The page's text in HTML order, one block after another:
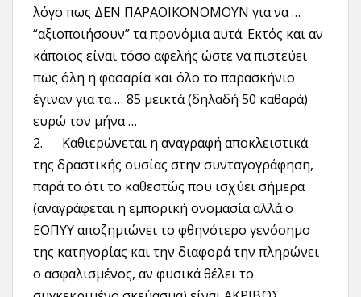
λόγο πως ΔΕΝ ΠΑΡΑΟΙΚΟΝΟΜΟΥΝ για να …
“αξιοποιήσουν” τα προνόμια αυτά. Εκτός και αν
κάποιος είναι τόσο αφελής ώστε να πιστεύει
πως όλη η φασαρία και όλο το παρασκήνιο
έγιναν για τα … 85 μεικτά (δηλαδή 50 καθαρά)
ευρώ τον μήνα …
2. Καθιερώνεται η αναγραφή αποκλειστικά
της δραστικής ουσίας στην συνταγογράφηση,
παρά το ότι το καθεστώς που ισχύει σήμερα
(αναγράφεται η εμπορική ονομασία αλλά ο
ΕΟΠΥΥ αποζημιώνει το φθηνότερο γενόσημο
της κατηγορίας και την διαφορά την πληρώνει
ο ασφαλισμένος, αν φυσικά θέλει το